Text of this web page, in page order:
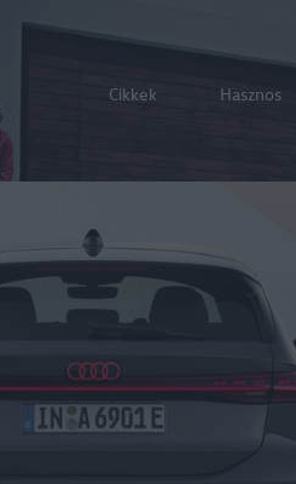
Cikkek Hasznos